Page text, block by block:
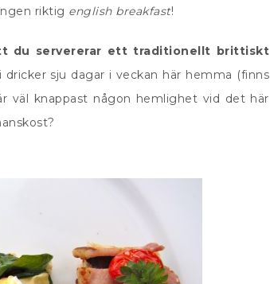
riktig english breakfast!
du servererar ett traditionellt brittiskt
dricker sju dagar i veckan här hemma (finns
väl knappast någon hemlighet vid det här